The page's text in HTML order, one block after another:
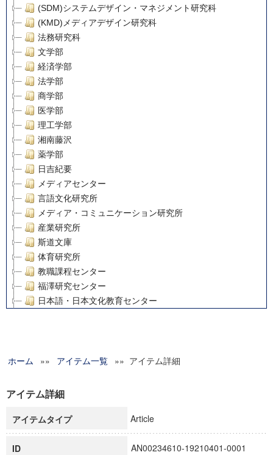
(SDM)システムデザイン・マネジメント研究科
(KMD)メディアデザイン研究科
法務研究科
文学部
経済学部
法学部
商学部
医学部
理工学部
湘南藤沢
薬学部
日吉紀要
メディアセンター
言語文化研究所
メディア・コミュニケーション研究所
産業研究所
斯道文庫
体育研究所
教職課程センター
福澤研究センター
日本語・日本文化教育センター
グローバルリサーチインスティテュート
科学研究費補助金研究成果報告書
慶應義塾大学グローバルCOEプログラム市民社会ガバナンス
慶應義塾大学グローバルCOEプログラム論理と感性の先端的
博士課程教育リーディングプログラム「超成熟社会発展のサ
ホーム »» アイテム一覧 »» アイテム詳細
アイテム詳細
アイテムタイプ Article
ID AN00234610-19210401-0001